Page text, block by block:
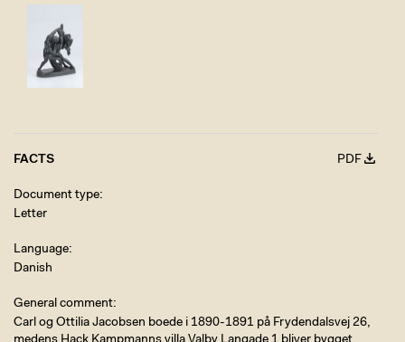
FACTS PDF
Document type
Letter
Language
Danish
General comment
Carl og Ottilia Jacobsen boede i 1890-1891 på Frydendalsvej 26,